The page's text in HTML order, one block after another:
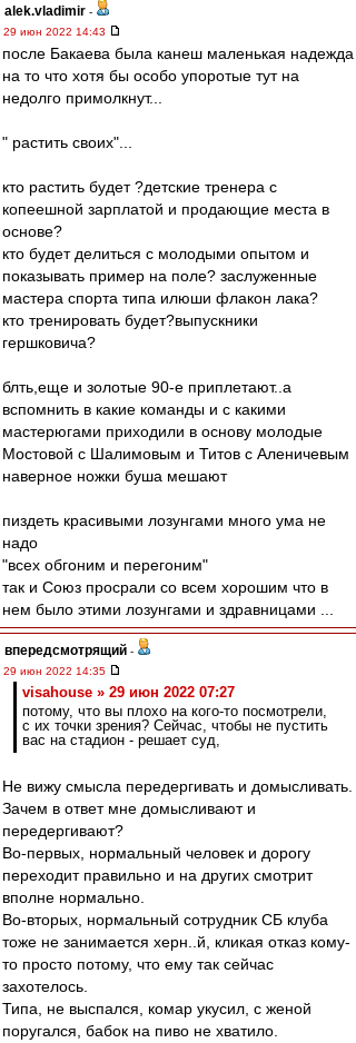
alek.vladimir -
29 июн 2022 14:43
после Бакаева была канеш маленькая надежда
на то что хотя бы особо упоротые тут на
недолго примолкнут...
" растить своих"...
кто растить будет ?детские тренера с
копеешной зарплатой и продающие места в
основе?
кто будет делиться с молодыми опытом и
показывать пример на поле? заслуженные
мастера спорта типа илюши флакон лака?
кто тренировать будет?выпускники
гершковича?
блть,еще и золотые 90-е приплетают..а
вспомнить в какие команды и с какими
мастерюгами приходили в основу молодые
Мостовой с Шалимовым и Титов с Аленичевым
наверное ножки буша мешают
пиздеть красивыми лозунгами много ума не
надо
"всех обгоним и перегоним"
так и Союз просрали со всем хорошим что в
нем было этими лозунгами и здравницами ...
впередсмотрящий -
29 июн 2022 14:35
visahouse » 29 июн 2022 07:27
потому, что вы плохо на кого-то посмотрели,
с их точки зрения? Сейчас, чтобы не пустить
вас на стадион - решает суд,
Не вижу смысла передергивать и домысливать.
Зачем в ответ мне домысливают и
передергивают?
Во-первых, нормальный человек и дорогу
переходит правильно и на других смотрит
вполне нормально.
Во-вторых, нормальный сотрудник СБ клуба
тоже не занимается херн..й, кликая отказ кому-
то просто потому, что ему так сейчас
захотелось.
Типа, не выспался, комар укусил, с женой
поругался, бабок на пиво не хватило.